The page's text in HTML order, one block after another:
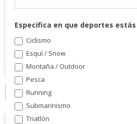
MARCAS
Especifica en que deportes
Ciclismo
Esquí / Snow
Montaña / Outdoor
Pesca
Running
Submarinismo
Triatlón